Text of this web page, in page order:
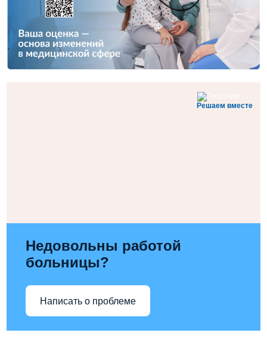
Решаем вместе
Недовольны работой
больницы?
Написать о проблеме